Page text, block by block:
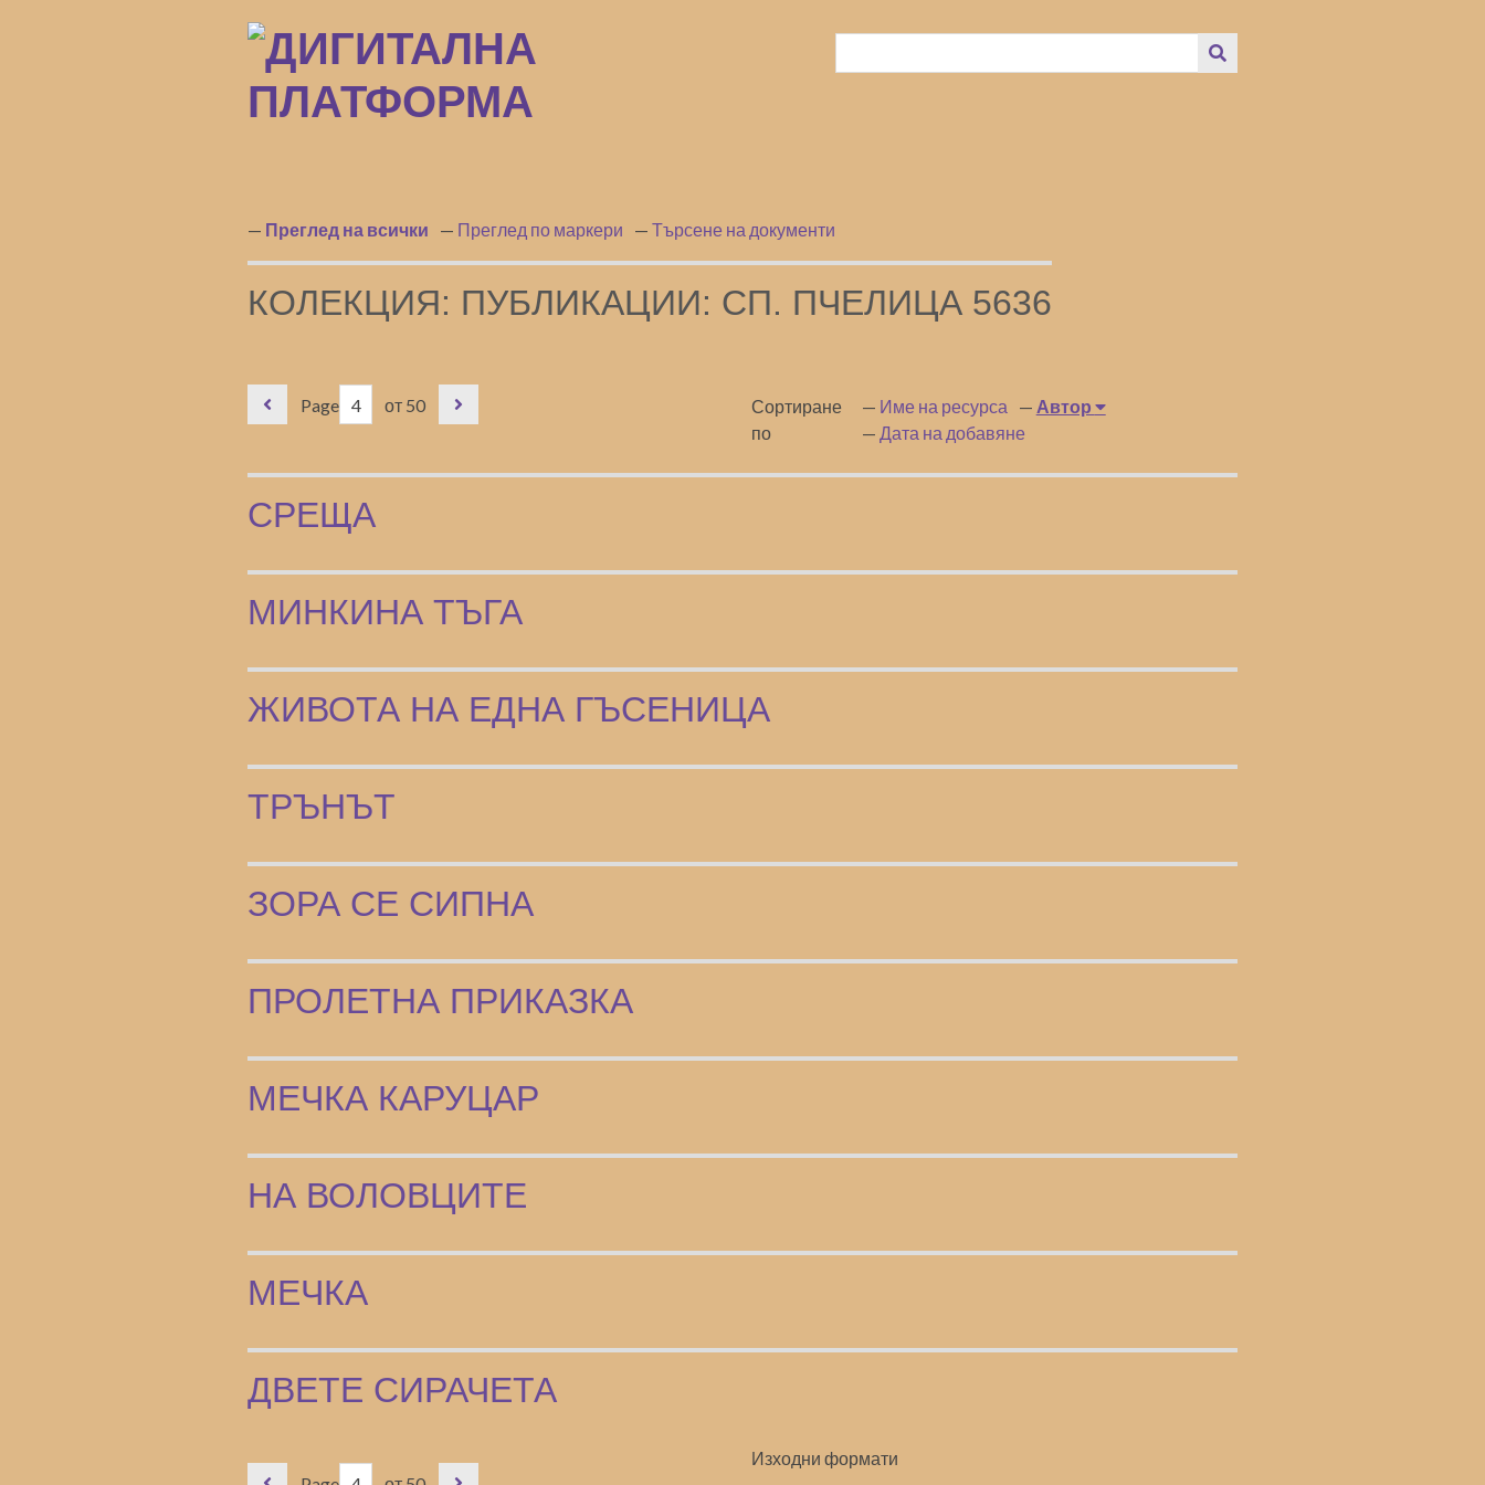
Преглед на всички Преглед по маркери Търсене на документи
КОЛЕКЦИЯ: ПУБЛИКАЦИИ: СП. ПЧЕЛИЦА 5636
Page от 50
Сортиране
по
Име на ресурса
Автор
Дата на добавяне
СРЕЩА
МИНКИНА ТЪГА
ЖИВОТА НА ЕДНА ГЪСЕНИЦА
ТРЪНЪТ
ЗОРА СЕ СИПНА
ПРОЛЕТНА ПРИКАЗКА
МЕЧКА КАРУЦАР
НА ВОЛОВЦИТЕ
МЕЧКА
ДВЕТЕ СИРАЧЕТА
Изходни формати